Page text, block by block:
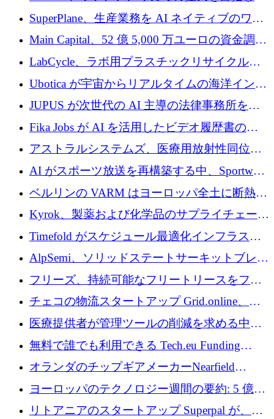
Aldea を買収
SuperPlane、生産業務を AI ネイティブのワー
クフロー層に変えるために 260 万ドルを確保
Main Capital、52 億 5,000 万ユーロの資金調達
でエンタープライズ ソフトウェアの開発を倍
LabCycle、ラボ用プラスチックリサイクルシ
ステムを商業化し、焼却廃棄物を削減するた
めに43万ポンドを確保
Ubotica が宇宙からリアルタイムの海洋インテ
リジェンスを拡張するために 1,100 万ドルを
JUPUS が次世代の AI 主導の法律事務所を強
化するために 1,300 万ユーロを調達
Fika Jobs が AI を活用したビデオ履歴書のた
めに 400 万ドルを調達
アストラルシステムズ、医療用放射性同位元
素の世界的な不足に対処するために2,300万ポ
ンドを調達
AI がスポーツ放送を再構築する中、Sportway
が 2,000 万ユーロを調達
ベルリンの VARM はヨーロッパ全土に断熱材
を拡張するために 1,750 万ユーロを投資
Kyrok、製薬および化学品のサプライチェーン
に AI を導入するために 310 万ユーロを確保
Timefold がスケジュール最適化インフラスト
ラクチャを拡張するためにシリーズ A で
1,300 万ドルを調達
AlpSemi、ソリッドステートサーキットブレー
カー技術の進歩のために1,700万ユーロを調達
フリーズ、持続可能なフリートリースをフラ
ンス全土に拡大するために1,300万ユーロを確
チェコの物流スタートアップ Grid.online、配
送量が 1 年で 10 倍に増加し、400 万ユーロの
利益を獲得
医療提供者が管理ツールの削減を求める中、
a16z が Prosper AI を 3,000 万ドルで支援
無料で誰でも利用できる Tech.eu Funding
Explorer のご紹介
オランダのチップギアメーカーNearfield
Instrumentsが3億8,000万ドルを調達
ヨーロッパのテクノロジー週間の要約: 5 億
8,500 万ユーロを超える 60 以上のテクノロジ
リトアニアのスタートアップ Superpal が、